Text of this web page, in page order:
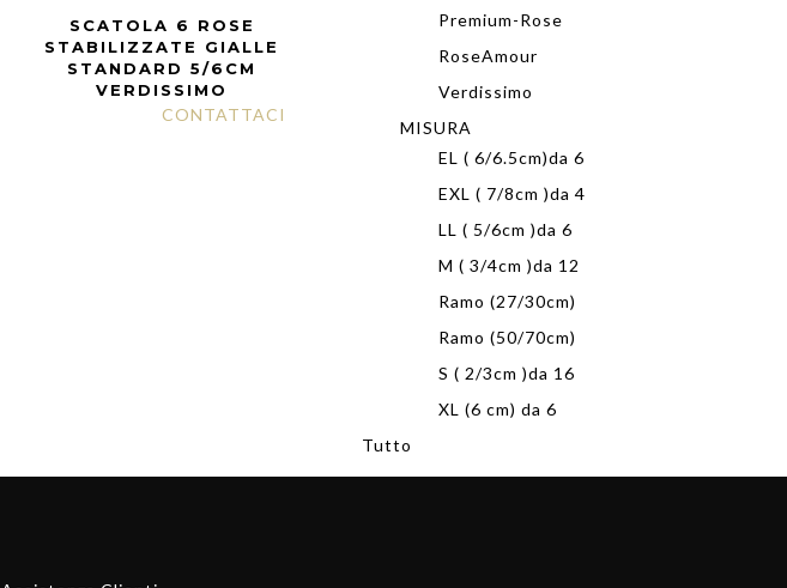
SCATOLA 6 ROSE
STABILIZZATE GIALLE
STANDARD 5/6CM
VERDISSIMO
CONTATTACI
Premium-Rose
RoseAmour
Verdissimo
MISURA
EL ( 6/6.5cm)da 6
EXL ( 7/8cm )da 4
LL ( 5/6cm )da 6
M ( 3/4cm )da 12
Ramo (27/30cm)
Ramo (50/70cm)
S ( 2/3cm )da 16
XL (6 cm) da 6
Tutto